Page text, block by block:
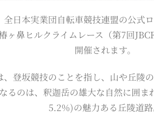
全日本実業団自転車競技連盟の公式
ヶ鼻ヒルクライムレース（第7回
開催されます。
、登坂競技のことを指し、山や丘陵
るのは、釈迦岳の雄大な自然に囲
5.2％)の魅力ある丘陵道路